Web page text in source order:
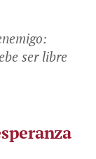
ser libre